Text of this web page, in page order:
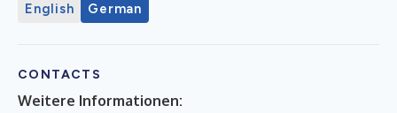
English German
CONTACTS
Weitere Informationen: